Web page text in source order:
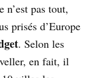
pas tout,
prisés d’Europe
. Selon les
en fait, il